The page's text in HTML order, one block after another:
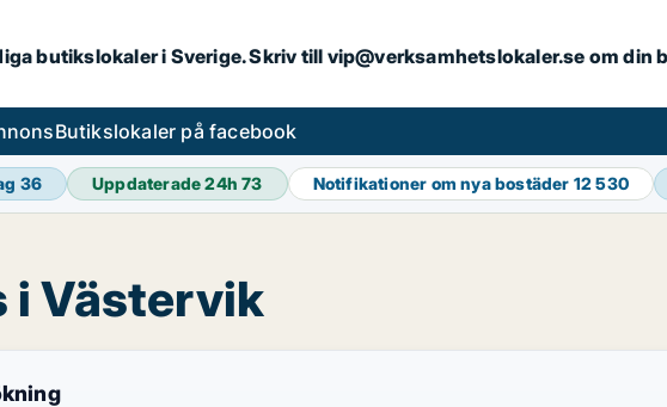
butikslokaler i Sverige. Skriv till vip@verksamhetslokaler.se om din
Butikslokaler på facebook
36 Uppdaterade 24h73 Notifikationer om nya bostäder 12 530
i Västervik